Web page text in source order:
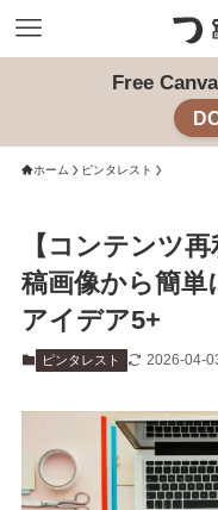
Free
ホーム ピンタレスト
【コンテンツ
稿画像から簡
アイデア5+
ピンタレスト 2026-04-